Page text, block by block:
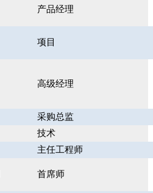
产品经理
项目
高级经理
采购总监
技术
主任工程师
首席师